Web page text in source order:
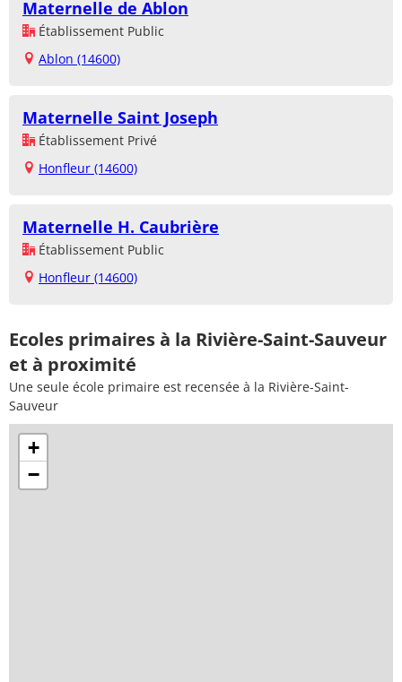
Maternelle de Ablon
Établissement Public
Ablon (14600)
Maternelle Saint Joseph
Établissement Privé
Honfleur (14600)
Maternelle H. Caubrière
Établissement Public
Honfleur (14600)
Ecoles primaires à la Rivière-Saint-Sauveur
et à proximité
Une seule école primaire est recensée à la Rivière-Saint-
Sauveur
+
−